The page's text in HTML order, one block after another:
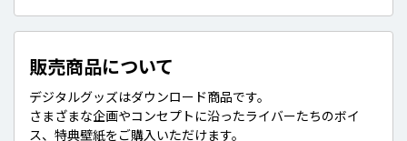
販売商品について
デジタルグッズはダウンロード商品です。
さまざまな企画やコンセプトに沿ったライバーたちのボイ
ス、特典壁紙をご購入いただけます。